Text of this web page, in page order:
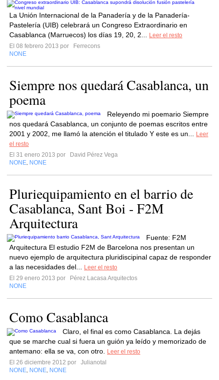
La Unión Internacional de la Panadería y de la Panadería-
Pastelería (UIB) celebrará un Congreso Extraordinario en
Casablanca (Marruecos) los días 19, 20, 2...
Leer el resto
El 08 febrero 2013 por
Ferrecons
NONE
Siempre nos quedará Casablanca, un
poema
Releyendo mi poemario Siempre
nos quedará Casablanca, un conjunto de poemas escritos entre
2001 y 2002, me llamó la atención el titulado Y este es un...
Leer
el resto
El 31 enero 2013 por
David Pérez Vega
NONE NONE
Pluriequipamiento en el barrio de
Casablanca, Sant Boi - F2M
Arquitectura
Fuente: F2M
Arquitectura El estudio F2M de Barcelona nos presentan un
nuevo ejemplo de arquitectura pluridiscipinal capaz de responder
a las necesidades del...
Leer el resto
El 29 enero 2013 por
Pérez Lacasa Arquitectos
NONE
Como Casablanca
Claro, el final es como Casablanca. La dejás
que se marche cual si fuera un guión ya leído y memorizado de
antemano: ella se va, con otro.
Leer el resto
El 26 diciembre 2012 por
Julianotal
NONE NONE NONE